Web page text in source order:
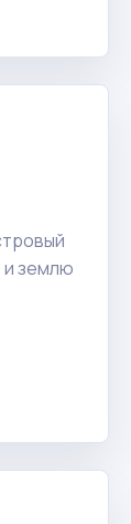
и землю